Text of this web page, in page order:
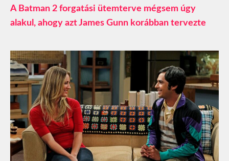
A Batman 2 forgatási ütemterve mégsem úgy
alakul, ahogy azt James Gunn korábban tervezte